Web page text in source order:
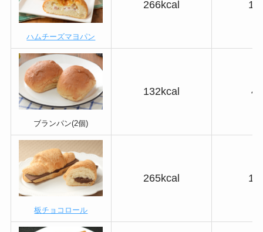
ハムチーズマヨパン
266kcal
ブランパン(2個)
132kcal
板チョコロール
265kcal